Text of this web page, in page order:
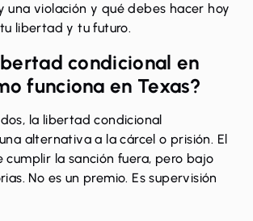
una violación y qué debes hacer hoy
libertad y tu futuro.
condicional en
funciona en Texas?
la libertad condicional
alternativa a la cárcel o prisión. El
la sanción fuera, pero bajo
No es un premio. Es supervisión